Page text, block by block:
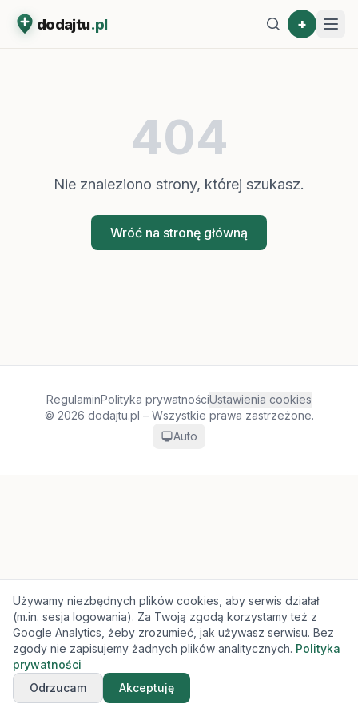
dodajtu.pl +
404
Nie znaleziono strony, której szukasz.
Wróć na stronę główną
RegulaminPolityka prywatnościUstawienia cookies
© 2026 dodajtu.pl – Wszystkie prawa zastrzeżone.
Auto
Używamy niezbędnych plików cookies, aby serwis działał
(m.in. sesja logowania). Za Twoją zgodą korzystamy też z
Google Analytics, żeby zrozumieć, jak używasz serwisu. Bez
zgody nie zapisujemy żadnych plików analitycznych. Polityka
prywatności
Odrzucam
Akceptuję